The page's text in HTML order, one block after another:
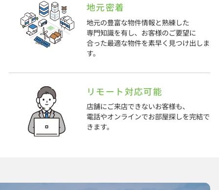
地元密着
地元の豊富な物件情報と熟練した
専門知識を有し、お客様のご要望に
合った最適な物件を素早く見つけ出しま
す。
リモート対応可能
店舗にご来店できないお客様も、
電話やオンラインでお部屋探しを完結で
きます。